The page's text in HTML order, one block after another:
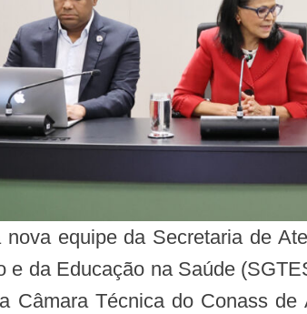
e da Educação na Saúde
Câmara Técnica do Conass